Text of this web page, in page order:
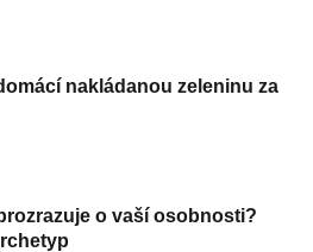
nakládanou zeleninu za
o vaší osobnosti?